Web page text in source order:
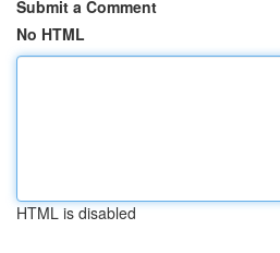
Submit a Comment
No HTML
HTML is disabled